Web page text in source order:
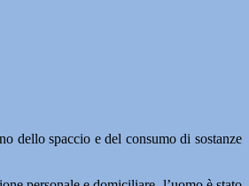
dello spaccio e del consumo di sostanze